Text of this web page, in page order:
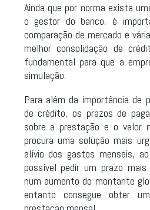
Ainda que por norma exista
o gestor do banco, é
comparação de mercado e
melhor consolidação de
fundamental para que a
simulação.
Para além da importância de
de crédito, os prazos de
sobre a prestação e o valor
procura uma solução mais
alívio dos gastos mensais,
possível pedir um prazo
num aumento do montante
entanto consegue obter